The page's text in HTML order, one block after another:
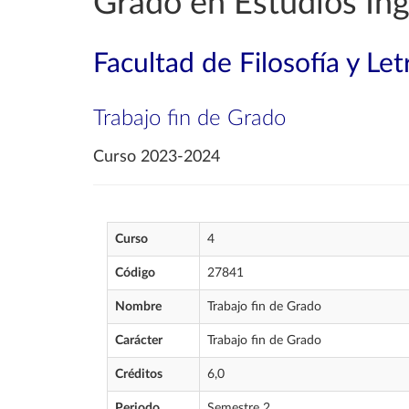
Facultad de Filosofía y
Trabajo fin de Grado
Curso 2023-2024
Curso 4
Código 27841
Nombre Trabajo fin de Grado
Carácter Trabajo fin de Grado
Créditos 6,0